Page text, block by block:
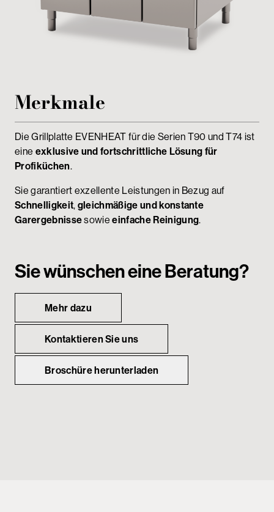
Merkmale
Die Grillplatte EVENHEAT für die Serien T90 und T74 ist
eine exklusive und fortschrittliche Lösung für
Profiküchen.
Sie garantiert exzellente Leistungen in Bezug auf
Schnelligkeit, gleichmäßige und konstante
Garergebnissesowieeinfache Reinigung.
Sie wünschen eine Beratung?
Mehr dazu
Kontaktieren Sie uns
Broschüre herunterladen